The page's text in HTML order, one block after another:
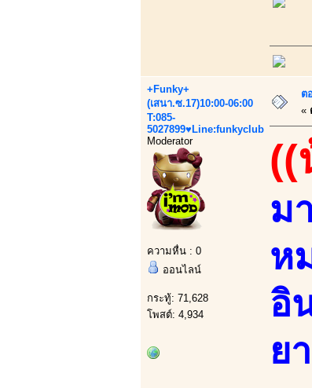
+Funky+
(เสนา.ซ.17)10:00-06:00
T:085-
5027899♥Line:funkyclub
Moderator
ความหื่น : 0
ออนไลน์
กระทู้: 71,628
โพสต์: 4,934
ต
«
((
ม
ห
อิ
ย